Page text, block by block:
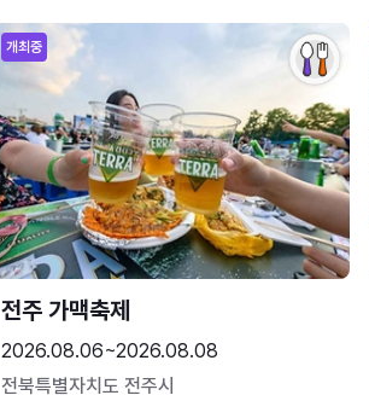
개최중
전주 가맥축제
2026.08.06~2026.08.08
전북특별자치도 전주시